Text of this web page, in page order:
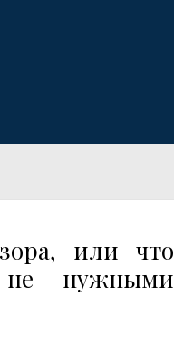
или что
нужными